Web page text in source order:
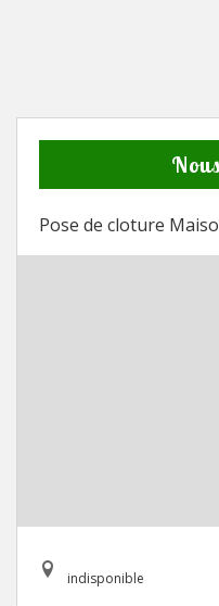
Pose de cloture
indisponible